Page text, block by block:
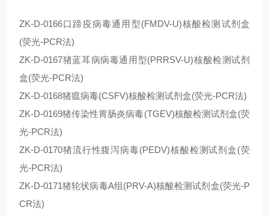
ZK-D-0166口蹄疫病毒通用型(FMDV-U)核酸检测试剂盒
(荧光-PCR法)
ZK-D-0167猪蓝耳病病毒通用型(PRRSV-U)核酸检测试剂
盒(荧光-PCR法)
ZK-D-0168猪瘟病毒(CSFV)核酸检测试剂盒(荧光-PCR法)
ZK-D-0169猪传染性胃肠炎病毒(TGEV)核酸检测试剂盒(荧
光-PCR法)
ZK-D-0170猪流行性腹泻病毒(PEDV)核酸检测试剂盒(荧
光-PCR法)
ZK-D-0171猪轮状病毒A组(PRV-A)核酸检测试剂盒(荧光-P
CR法)